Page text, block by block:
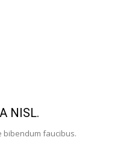
NISL.
bibendum faucibus.